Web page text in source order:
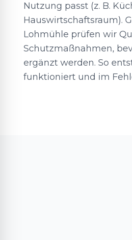
Nutzung passt (z. B.
Hauswirtschaftsraum).
Lohmühle prüfen wir
Schutzmaßnahmen,
ergänzt werden. So
funktioniert und im